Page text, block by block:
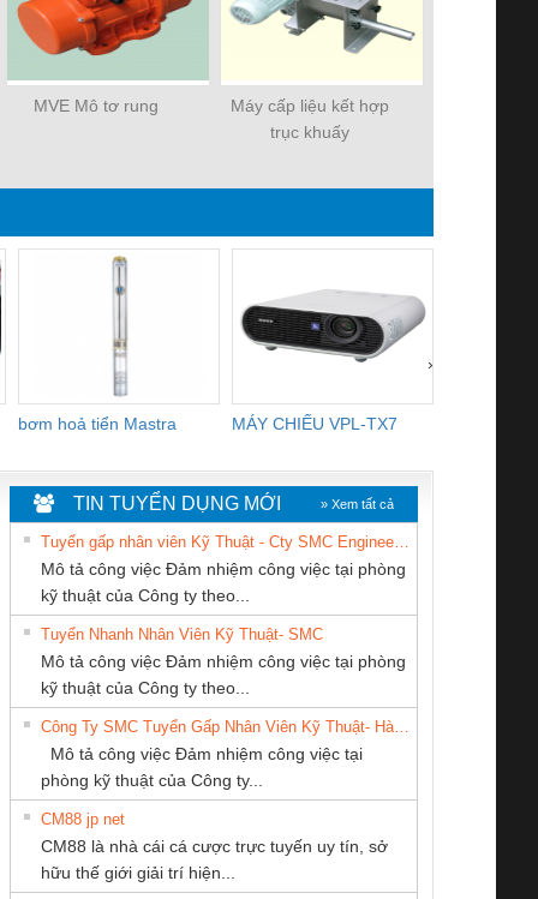
MVE Mô tơ rung
Máy cấp liệu kết hợp
trục khuấy
bơm hoả tiển Mastra MÁY CHIẾU VPL-TX7
›
An Toàn
Contact
– PSR-
SCP-
FSP/2X1/1X2
sát chuỗi
tấm pin
Bộ giám sát chuỗi
tấm pin
TRANSCLINIC 16I+
1K5 L (2433950000)
Bộ giám sát dòng
TRANSCLINIC 16I+
(2008130000)
Bộ chỉnh lưu nguồn
điện TRANSCLINIC
Nẹp nhôm chống
trơn Đà Nẵng
TY TNHH
THUẬT KTECH
NAM
CÔNG TY CỔ
PHẦN DÂY VÀ
CÁP ĐIỆN
THƯỢNG ĐÌNH
CÔNG TY TNHH
NGHIỆP NIHON
SETSUBI VIỆT
NAM
TY TNHH
MARINE
ĐỘNG TIẾN
HƯNG
THƯƠNG MẠI
TIN TUYỂN DỤNG MỚI » Xem tất cả
Mô tả công việc Đảm nhiệm công việc tại phòng
kỹ thuật của Công ty theo...
Tuyển Nhanh Nhân Viên Kỹ Thuật- SMC
Mô tả công việc Đảm nhiệm công việc tại phòng
kỹ thuật của Công ty theo...
Mô tả công việc Đảm nhiệm công việc tại
phòng kỹ thuật của Công ty...
CM88 jp net
CM88 là nhà cái cá cược trực tuyến uy tín, sở
hữu thế giới giải trí hiện...